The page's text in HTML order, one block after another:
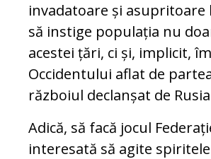
invadatoare și asupritoare
să instige populația nu
acestei țări, ci și, implicit,
Occidentului aflat de
războiul declanșat de
Adică, să facă jocul
interesată să agite spiritele